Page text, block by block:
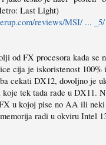
Last Light)
reviews/MSI/ ...
od FX procesora kada se
cija je iskoristenost
cekati DX12, dovoljno je
koje tek tada rade u DX11.
u kojoj pise no AA ili
radi u okviru Intel